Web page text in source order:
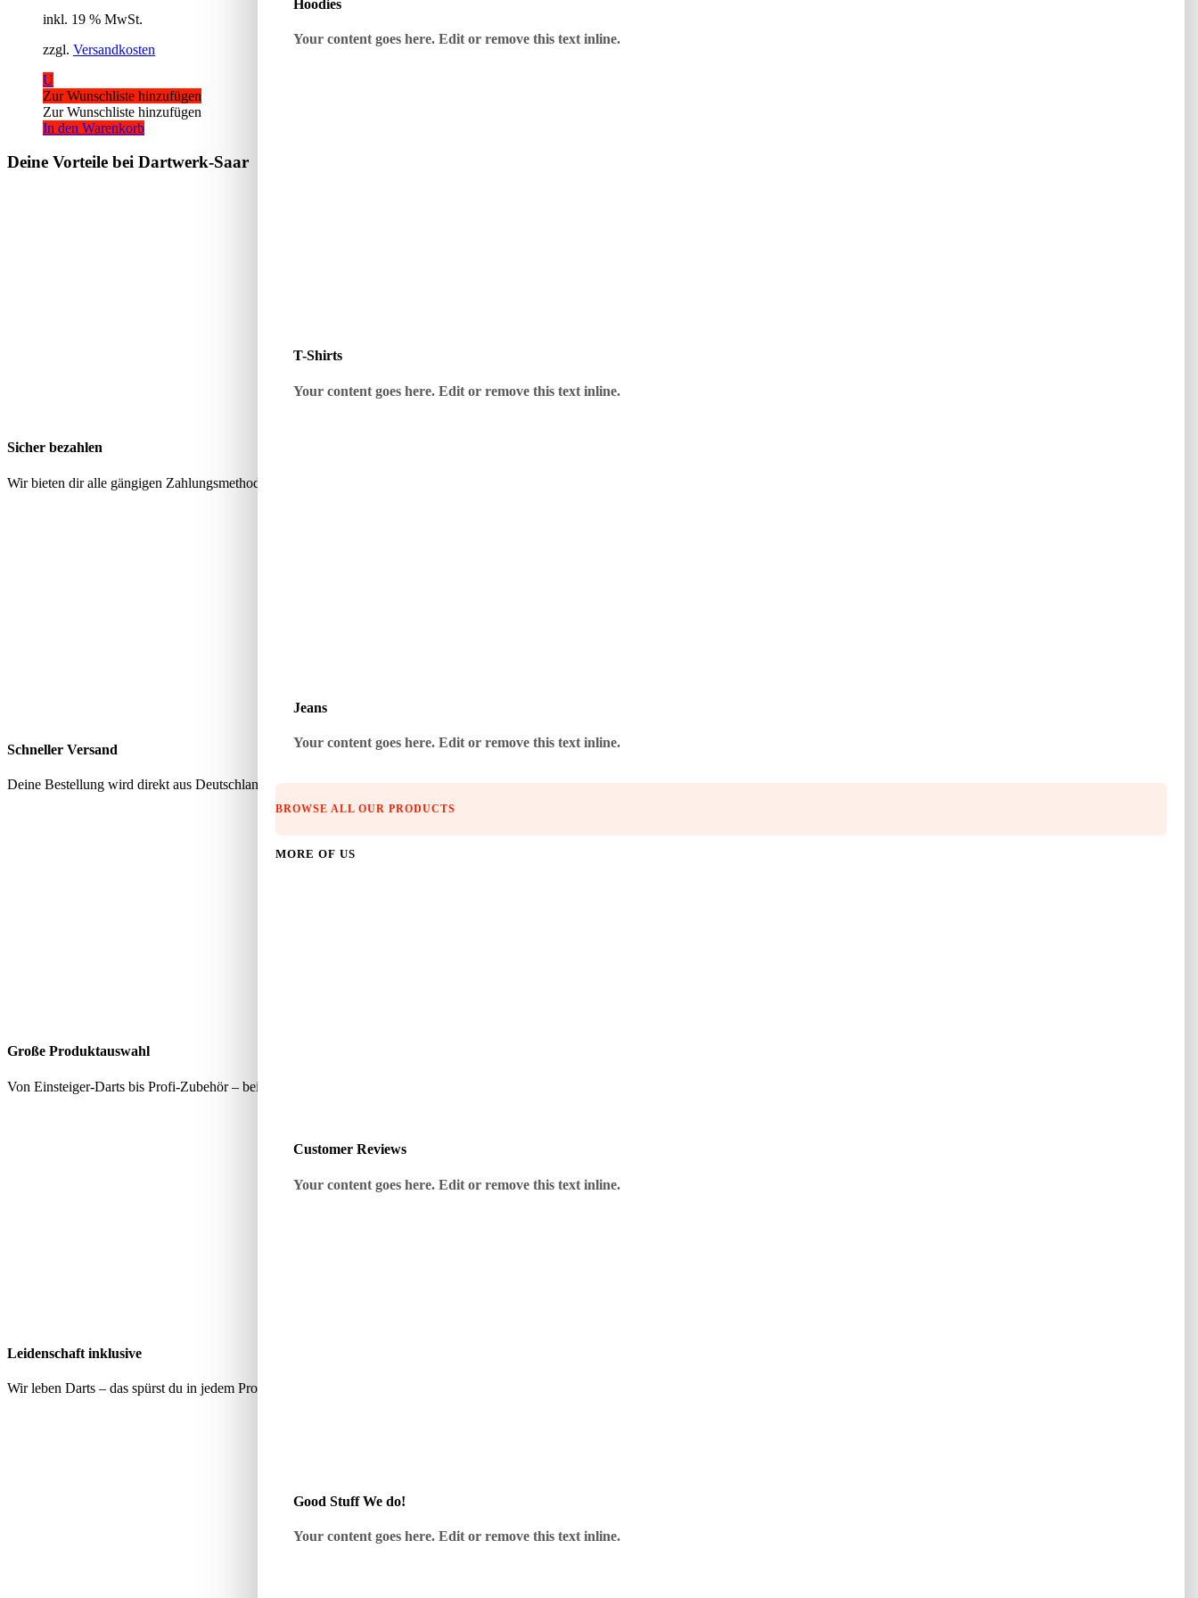
Hoodies
Your content goes here. Edit or remove this text inline.
T-Shirts
Your content goes here. Edit or remove this text inline.
Jeans
Your content goes here. Edit or remove this text inline.
BROWSE ALL OUR PRODUCTS
MORE OF US
Customer Reviews
Your content goes here. Edit or remove this text inline.
Good Stuff We do!
Your content goes here. Edit or remove this text inline.
inkl. 19 % MwSt.
zzgl. Versandkosten
U
Zur Wunschliste hinzufügen
Zur Wunschliste hinzufügen
In den Warenkorb
Deine Vorteile bei Dartwerk-Saar
Sicher bezahlen
Wir bieten dir alle gängigen Zahlungsmethoden über geprüfte, sichere Anbieter – ohne Risiko.
Schneller Versand
Deine Bestellung wird direkt aus Deutschland verschickt – schnell, zuverlässig und gut verpackt.
Große Produktauswahl
Von Einsteiger-Darts bis Profi-Zubehör – bei uns findest du alles, was das Dart-Herz begehrt.
Leidenschaft inklusive
Wir leben Darts – das spürst du in jedem Produkt, jeder Empfehlung und unserem Service.